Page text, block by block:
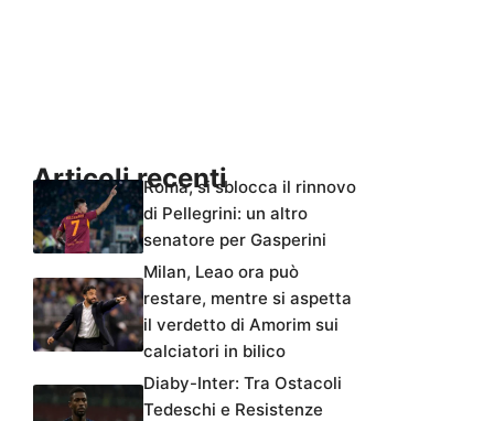
Articoli recentiRoma, si sblocca il rinnovo
di Pellegrini: un altro
senatore per Gasperini
Milan, Leao ora può
restare, mentre si aspetta
il verdetto di Amorim sui
calciatori in bilico
Diaby-Inter: Tra Ostacoli
Tedeschi e Resistenze